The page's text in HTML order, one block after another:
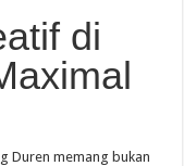
di
Duren memang bukan